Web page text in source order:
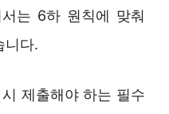
는 6하 원칙에 맞춰
니다.
제출해야 하는 필수